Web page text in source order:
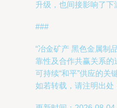
升级，也间接影响了下
###
“冶金矿产 黑色金属制
靠性及合作共赢关系
可持续“和平”供应的关
如若转载，请注明出处